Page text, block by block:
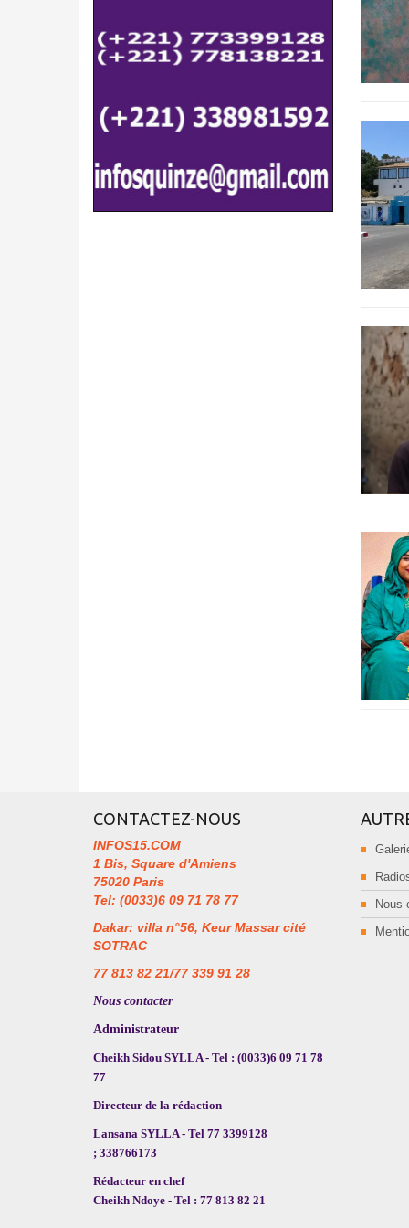
CONTACTEZ-NOUS
INFOS15.COM
1 Bis, Square d'Amiens
75020 Paris
Tel: (0033)6 09 71 78 77
Dakar: villa n°56, Keur Massar cité
SOTRAC
77 813 82 21/77 339 91 28
Nous contacter
Administrateur
Cheikh Sidou SYLLA - Tel : (0033)6 09 71 78
77
Directeur de la rédaction
Lansana SYLLA - Tel 77 3399128
; 338766173
Rédacteur en chef
Cheikh Ndoye - Tel : 77 813 82 21
Nous